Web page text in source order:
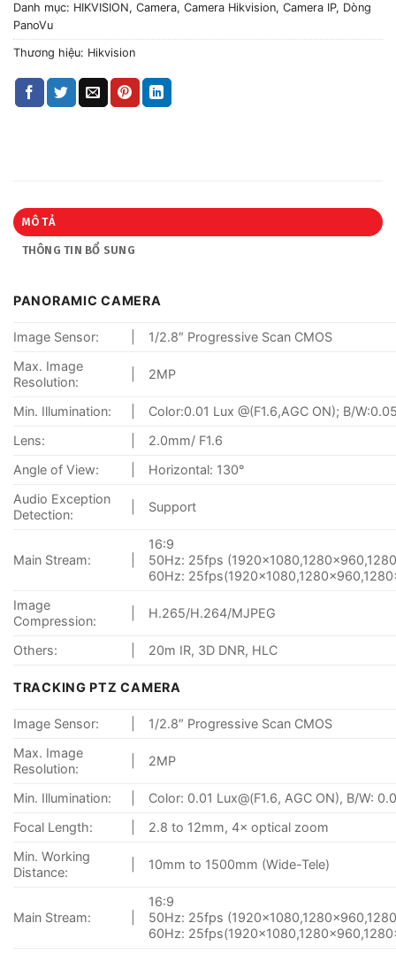
Danh mục: HIKVISION, Camera, Camera Hikvision, Camera IP, Dòng
PanoVu
Thương hiệu: Hikvision
MÔ TẢ
THÔNG TIN BỔ SUNG
PANORAMIC CAMERA
Image Sensor:
1/2.8″ Progressive Scan CMOS
Max. Image
Resolution:
2MP
Min. Illumination:
Color:0.01 Lux @(F1.6,AGC ON); B/
Lens:
2.0mm/ F1.6
Angle of View:
Horizontal: 130°
Audio Exception
Detection:
Support
Main Stream:
16:9
50Hz: 25fps
60Hz:
Image
Compression:
H.265/H.264/MJPEG
Others: 20m IR, 3D DNR, HLC
TRACKING PTZ CAMERA
Image Sensor:
1/2.8″ Progressive Scan CMOS
Max. Image
Resolution:
2MP
Min. Illumination:
Color: 0.01 Lux@(F1.6, AGC ON), B/W:
Focal Length:
2.8 to 12mm, 4× optical zoom
Min. Working
Distance:
10mm to 1500mm (Wide-Tele)
Main Stream:
16:9
50Hz: 25fps
60Hz: